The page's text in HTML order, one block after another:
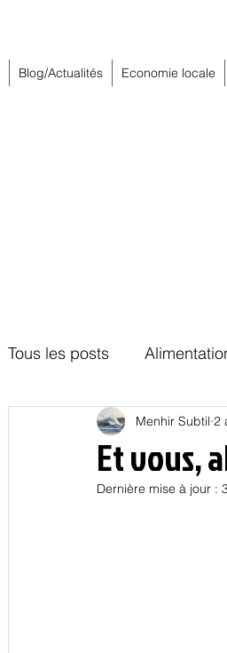
Blog/Actualités Economie locale
Tous les posts
Education Energies
Oligarchie
Et vous,
Menhir Subtil 2
Dernière mise à jour :